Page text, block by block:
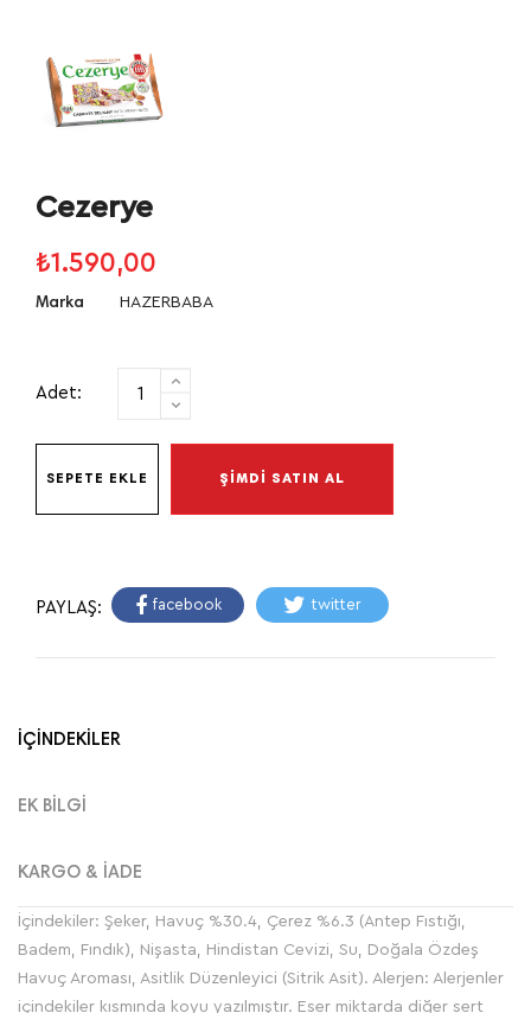
Cezerye
₺1.590,00
Marka HAZERBABA
Adet:
SEPETE EKLE ŞİMDİ SATIN AL
PAYLAŞ: facebook twitter
İÇİNDEKİLER
EK BİLGİ
KARGO & İADE
İçindekiler: Şeker, Havuç %30.4, Çerez %6.3 (Antep Fıstığı,
Badem, Fındık), Nişasta, Hindistan Cevizi, Su, Doğala Özdeş
Havuç Aroması, Asitlik Düzenleyici (Sitrik Asit). Alerjen: Alerjenler
içindekiler kısmında koyu yazılmıştır. Eser miktarda diğer sert